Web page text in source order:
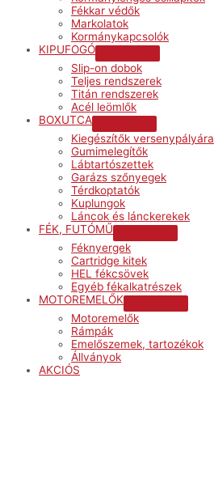
Fékkar védők
Markolatok
Kormánykapcsolók
KIPUFOGÓ
Toggle
Slip-on dobok
Teljes rendszerek
Titán rendszerek
Acél leömlők
BOXUTCA
Toggle
Kiegészítők versenypályára
Gumimelegítők
Lábtartószettek
Garázs szőnyegek
Térdkoptatók
Kuplungok
Láncok és lánckerekek
FÉK, FUTÓMŰ
Féknyergek
Cartridge kitek
HEL fékcsövek
Egyéb fékalkatrészek
MOTOREMELŐK
Motoremelők
Rámpák
Emelőszemek, tartozékok
Állványok
AKCIÓS